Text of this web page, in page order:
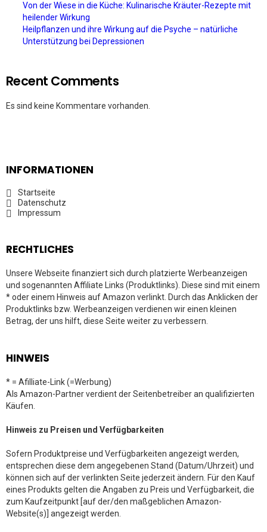
Von der Wiese in die Küche: Kulinarische Kräuter-Rezepte mit
heilender Wirkung
Heilpflanzen und ihre Wirkung auf die Psyche – natürliche
Unterstützung bei Depressionen
Recent Comments
Es sind keine Kommentare vorhanden.
INFORMATIONEN
Startseite
Datenschutz
Impressum
RECHTLICHES
Unsere Webseite finanziert sich durch platzierte Werbeanzeigen
und sogenannten Affiliate Links (Produktlinks). Diese sind mit einem
* oder einem Hinweis auf Amazon verlinkt. Durch das Anklicken der
Produktlinks bzw. Werbeanzeigen verdienen wir einen kleinen
Betrag, der uns hilft, diese Seite weiter zu verbessern.
HINWEIS
* = Afilliate-Link (=Werbung)
Als Amazon-Partner verdient der Seitenbetreiber an qualifizierten
Käufen.
Hinweis zu Preisen und Verfügbarkeiten
Sofern Produktpreise und Verfügbarkeiten angezeigt werden,
entsprechen diese dem angegebenen Stand (Datum/Uhrzeit) und
können sich auf der verlinkten Seite jederzeit ändern. Für den Kauf
eines Produkts gelten die Angaben zu Preis und Verfügbarkeit, die
zum Kaufzeitpunkt [auf der/den maßgeblichen Amazon-
Website(s)] angezeigt werden.